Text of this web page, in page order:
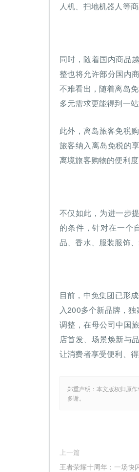
人机、扫地机器人等
同时，随着国内商品
整也将允许部分国内
不难看出，随着离岛
多元需求更能得到一站
此外，离岛旅客免税
旅客纳入离岛免税的
离境旅客购物的便利度
不仅如此，为进一步
的条件，针对在一个
品、香水、服装服饰、
目前，中免集团已形
入200多个新品牌，
调整，在母公司中国
店首发、场景焕新与
让消费者享受便利、
郑重声明：本文版权归原
多谢。
上一篇
王者荣耀十周年：一场快